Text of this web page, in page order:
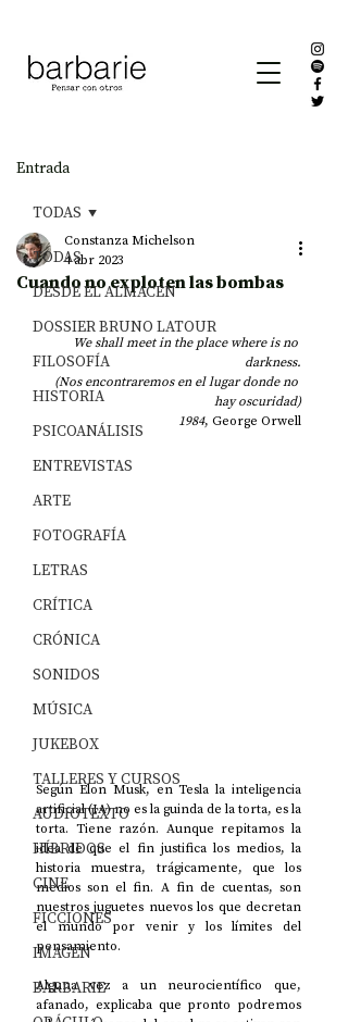
Entrada
TODAS
DESDE EL ALMACÉN
DOSSIER BRUNO LATOUR
FILOSOFÍA
HISTORIA
PSICOANÁLISIS
ENTREVISTAS
ARTE
FOTOGRAFÍA
LETRAS
CRÍTICA
CRÓNICA
SONIDOS
MÚSICA
JUKEBOX
TALLERES Y CURSOS
AUDIOTEXTO
HÍBRIDOS
CINE
FICCIONES
IMAGEN
BARBARIE
TODAS
Cuando no exploten las bombas
Constanza Michelson
4 abr 2023
We shall meet in the place where is no
darkness.
(Nos encontraremos en el lugar donde no
hay oscuridad)
1984, George Orwell
Según Elon Musk, en Tesla la inteligencia
artificial (IA) no es la guinda de la torta, es la
torta. Tiene razón. Aunque repitamos la
idea de que el fin justifica los medios, la
historia muestra, trágicamente, que los
medios son el fin. A fin de cuentas, son
nuestros juguetes nuevos los que decretan
el mundo por venir y los límites del
pensamiento.
Alguna vez a un neurocientífico que,
afanado, explicaba que pronto podremos